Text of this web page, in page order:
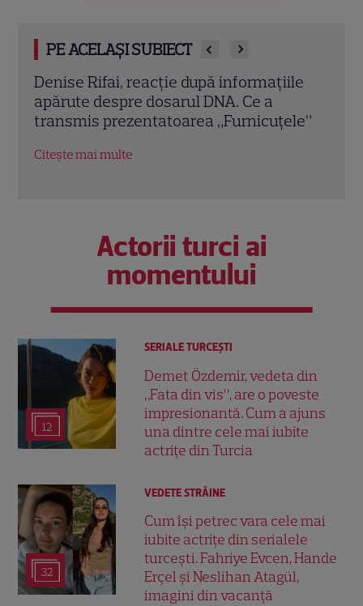
PE ACELAȘI SUBIECT
Denise Rifai spune adevărul despre
plecarea de la Kanal D. Ce a convins-o să
semneze cu Antena 1. „În inima mea am
Actorii turci ai
momentului
12
SERIALE TURCEŞTI
Demet Özdemir, vedeta din
„Fata din vis”, are o poveste
impresionantă. Cum a ajuns
una dintre cele mai iubite
actrițe din Turcia
32
VEDETE STRĂINE
Cum își petrec vara cele mai
iubite actrițe din serialele
turcești. Fahriye Evcen, Hande
Erçel și Neslihan Atagül,
imagini din vacanță